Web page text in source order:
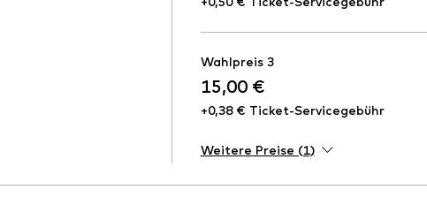
Wahlpreis 3
15,00 €
+0,38 € Ticket-Servicegebühr
Weitere Preise (1)